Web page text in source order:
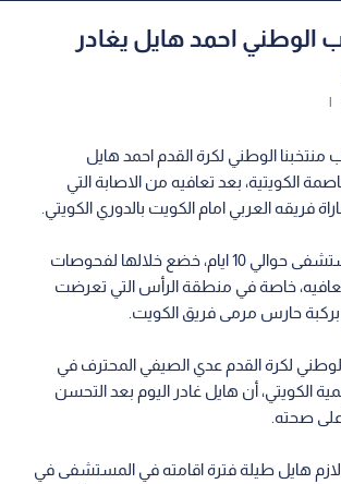
الوطني احمد هايل يغادر
|
منتخبنا الوطني لكرة القدم احمد هايل
الكويتية، بعد تعافيه من الاصابة التي
فريقه العربي امام الكويت بالدوري الكويتي.
ورقد هايل في المستشفى حوالي 10 ايام، خضع خلالها لفحوصات
خاصة في منطقة الرأس التي تعرضت
حارس مرمى فريق الكويت.
لكرة القدم عدي الصيفي المحترف في
الكويتي، أن هايل غادر اليوم بعد التحسن
صحته.
هايل طيلة فترة اقامته في المستشفى في